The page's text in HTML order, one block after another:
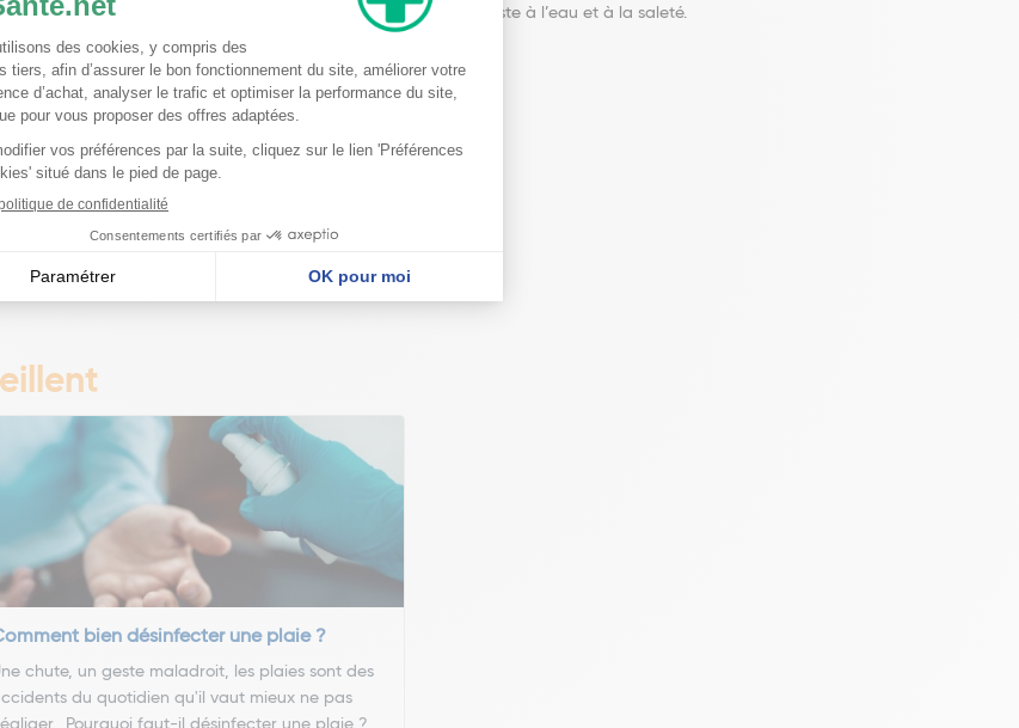
et aux personnes allergiques au latex. Waterproof, il résiste à l’eau et à la saleté.
72mm x 30mm, 72mm x 19mm et et 23mm de diamètre.
Elastoplast Pansement directement sur la peau.
bien désinfecter une plaie ?
chute, un geste maladroit, les plaies sont des
du quotidien qu'il vaut mieux ne pas
Pourquoi faut-il désinfecter une plaie ?